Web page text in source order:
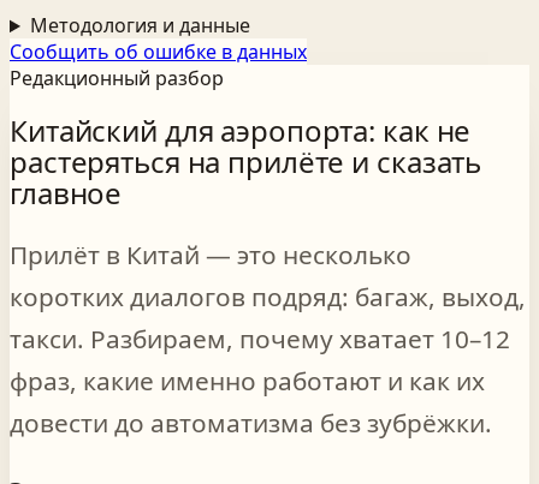
Методология и данные
Сообщить об ошибке в данных
Редакционный разбор
Китайский для аэропорта: как не
растеряться на прилёте и сказать
главное
Прилёт в Китай — это несколько
коротких диалогов подряд: багаж, выход,
такси. Разбираем, почему хватает 10–12
фраз, какие именно работают и как их
довести до автоматизма без зубрёжки.